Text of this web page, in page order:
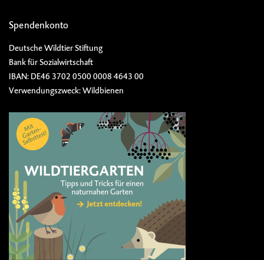
Spendenkonto
Deutsche Wildtier Stiftung
Bank für Sozialwirtschaft
IBAN: DE46 3702 0500 0008 4643 00
Verwendungszweck: Wildbienen